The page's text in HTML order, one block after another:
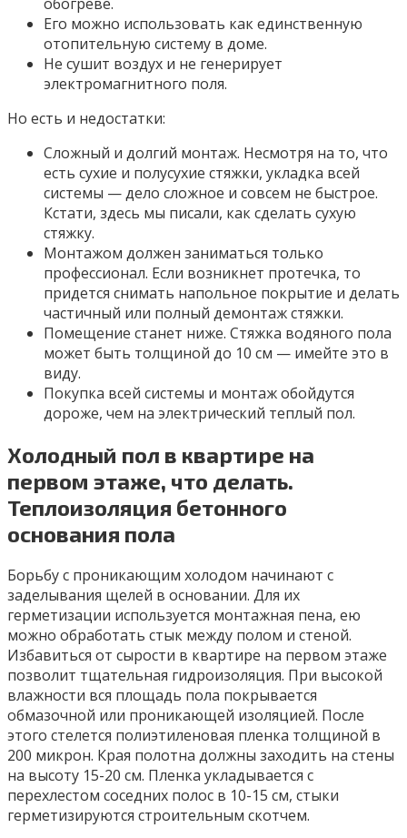
Его можно использовать как единственную
отопительную систему в доме.
Не сушит воздух и не генерирует
электромагнитного поля.
Но есть и недостатки:
Сложный и долгий монтаж. Несмотря на то, что
есть сухие и полусухие стяжки, укладка всей
системы — дело сложное и совсем не быстрое.
Кстати, здесь мы писали, как сделать сухую
стяжку.
Монтажом должен заниматься только
профессионал. Если возникнет протечка, то
придется снимать напольное покрытие и делать
частичный или полный демонтаж стяжки.
Помещение станет ниже. Стяжка водяного пола
может быть толщиной до 10 см — имейте это в
виду.
Покупка всей системы и монтаж обойдутся
дороже, чем на электрический теплый пол.
Холодный пол в квартире на
первом этаже, что делать.
Теплоизоляция бетонного
основания пола
Борьбу с проникающим холодом начинают с
заделывания щелей в основании. Для их
герметизации используется монтажная пена, ею
можно обработать стык между полом и стеной.
Избавиться от сырости в квартире на первом этаже
позволит тщательная гидроизоляция. При высокой
влажности вся площадь пола покрывается
обмазочной или проникающей изоляцией. После
этого стелется полиэтиленовая пленка толщиной в
200 микрон. Края полотна должны заходить на стены
на высоту 15-20 см. Пленка укладывается с
перехлестом соседних полос в 10-15 см, стыки
герметизируются строительным скотчем.